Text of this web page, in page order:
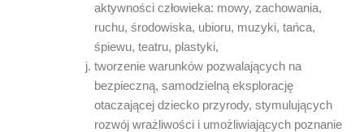
aktywności człowieka: mowy, zachowania,
ruchu, środowiska, ubioru, muzyki, tańca,
śpiewu, teatru, plastyki,
tworzenie warunków pozwalających na
bezpieczną, samodzielną eksplorację
otaczającej dziecko przyrody, stymulujących
rozwój wrażliwości i umożliwiających poznanie